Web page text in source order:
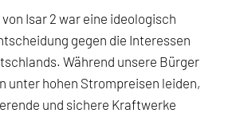
Isar 2 war eine ideologisch
gegen die Interessen
Während unsere Bürger
unter hohen Strompreisen leiden,
und sichere Kraftwerke